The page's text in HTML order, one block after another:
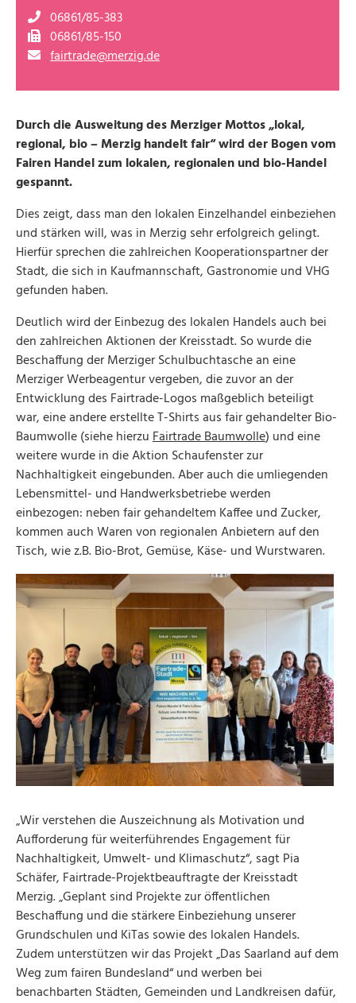
06861/85-383
06861/85-150
fairtrade@merzig.de
Durch die Ausweitung des Merziger Mottos „lokal,
regional, bio – Merzig handelt fair“ wird der Bogen vom
Fairen Handel zum lokalen, regionalen und bio-Handel
gespannt.
Dies zeigt, dass man den lokalen Einzelhandel einbeziehen
und stärken will, was in Merzig sehr erfolgreich gelingt.
Hierfür sprechen die zahlreichen Kooperationspartner der
Stadt, die sich in Kaufmannschaft, Gastronomie und VHG
gefunden haben.
Deutlich wird der Einbezug des lokalen Handels auch bei
den zahlreichen Aktionen der Kreisstadt. So wurde die
Beschaffung der Merziger Schulbuchtasche an eine
Merziger Werbeagentur vergeben, die zuvor an der
Entwicklung des Fairtrade-Logos maßgeblich beteiligt
war, eine andere erstellte T-Shirts aus fair gehandelter Bio-
Baumwolle (siehe hierzuFairtrade Baumwolle) und eine
weitere wurde in die Aktion Schaufenster zur
Nachhaltigkeit eingebunden. Aber auch die umliegenden
Lebensmittel- und Handwerksbetriebe werden
einbezogen: neben fair gehandeltem Kaffee und Zucker,
kommen auch Waren von regionalen Anbietern auf den
Tisch, wie z.B. Bio-Brot, Gemüse, Käse- und Wurstwaren.
„Wir verstehen die Auszeichnung als Motivation und
Aufforderung für weiterführendes Engagement für
Nachhaltigkeit, Umwelt- und Klimaschutz“, sagt Pia
Schäfer, Fairtrade-Projektbeauftragte der Kreisstadt
Merzig. „Geplant sind Projekte zur öffentlichen
Beschaffung und die stärkere Einbeziehung unserer
Grundschulen und KiTas sowie des lokalen Handels.
Zudem unterstützen wir das Projekt „Das Saarland auf dem
Weg zum fairen Bundesland“ und werben bei
benachbarten Städten, Gemeinden und Landkreisen dafür,